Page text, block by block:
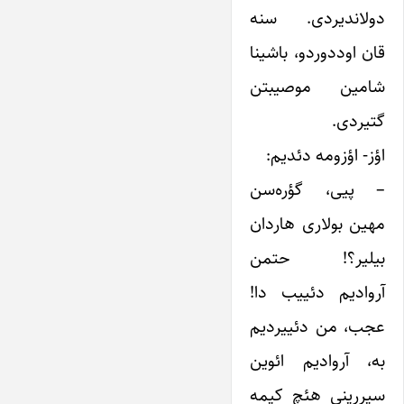
دولاندیردی. سنه
قان اوددوردو، باشینا
شامین موصیبتن
گتیردی.
اؤز- اؤزومه دئدیم:
– پیی، گؤره‌سن
مهین بولاری هاردان
بیلیر؟! حتمن
آروادیم دئییب دا!
عجب، من دئییردیم
به، آروادیم ائوین
سیررینی هئچ کیمه